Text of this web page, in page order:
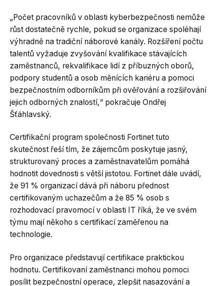
„Počet pracovníků v oblasti kyberbezpečnosti nemůže
růst dostatečně rychle, pokud se organizace spoléhají
výhradně na tradiční náborové kanály. Rozšíření počtu
talentů vyžaduje zvyšování kvalifikace stávajících
zaměstnanců, rekvalifikace lidí z příbuzných oborů,
podpory studentů a osob měnících kariéru a pomoci
bezpečnostním odborníkům při ověřování a rozšiřování
jejich odborných znalostí,“ pokračuje Ondřej
Šťáhlavský.
Certifikační program společnosti Fortinet tuto
skutečnost řeší tím, že zájemcům poskytuje jasný,
strukturovaný proces a zaměstnavatelům pomáhá
hodnotit dovednosti s větší jistotou. Fortinet dále uvádí,
že 91 % organizací dává při náboru přednost
certifikovaným uchazečům a že 85 % osob s
rozhodovací pravomocí v oblasti IT říká, že ve svém
týmu mají někoho s certifikací zaměřenou na
technologie.
Pro organizace představují certifikace praktickou
hodnotu. Certifikovaní zaměstnanci mohou pomoci
posílit bezpečnostní operace, zlepšit nasazování a